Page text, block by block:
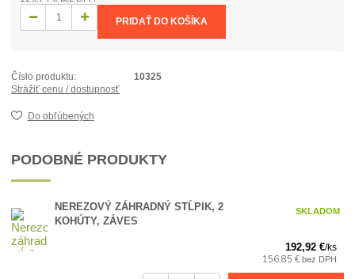
PRIDAŤ DO KOŠÍKA
Číslo produktu:
10325
Strážiť cenu / dostupnosť
Do obľúbených
PODOBNÉ PRODUKTY
NEREZOVÝ ZÁHRADNÝ STĹPIK, 2
KOHÚTY, ZÁVES
192,92 €/ks
156,85 € bez DPH
SKLADOM